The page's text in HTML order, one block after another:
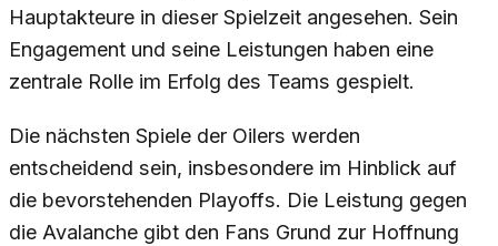
Hauptakteure in dieser Spielzeit angesehen. Sein
Engagement und seine Leistungen haben eine
zentrale Rolle im Erfolg des Teams gespielt.
Die nächsten Spiele der Oilers werden
entscheidend sein, insbesondere im Hinblick auf
die bevorstehenden Playoffs. Die Leistung gegen
die Avalanche gibt den Fans Grund zur Hoffnung